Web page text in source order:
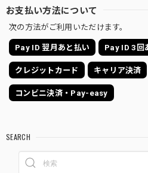
お支払い方法について
次の方法がご利用いただけます。
Pay ID 翌月あと払い Pay ID 3回
クレジットカード キャリア決済
コンビニ決済・Pay-easy
SEARCH